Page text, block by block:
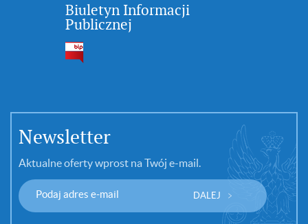
Biuletyn Informacji
Publicznej
Newsletter
Aktualne oferty wprost na Twój e-mail.
DALEJ